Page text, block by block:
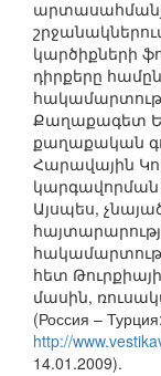
կարծիքների
դիրքերը
Քաղաքագետ
քաղաքական
Հարավային
կարգավորման
Այսպես,
հետ
մասին,
(Россия –
http://
14.01.2009).